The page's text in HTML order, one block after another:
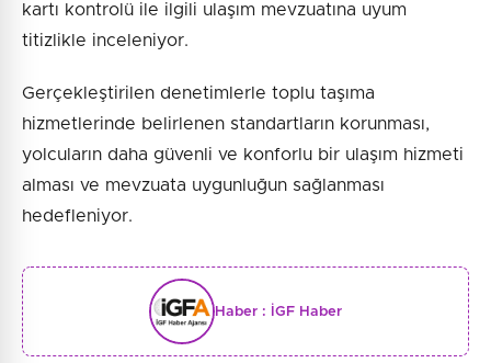
kartı kontrolü ile ilgili ulaşım mevzuatına uyum
titizlikle inceleniyor.
Gerçekleştirilen denetimlerle toplu taşıma
hizmetlerinde belirlenen standartların korunması,
yolcuların daha güvenli ve konforlu bir ulaşım hizmeti
alması ve mevzuata uygunluğun sağlanması
hedefleniyor.
Haber : İGF Haber